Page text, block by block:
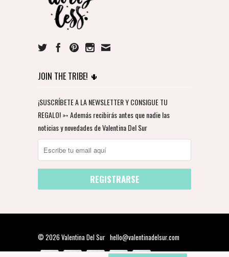
JOIN THE TRIBE! 🌵
¡SUSCRÍBETE A LA NEWSLETTER Y CONSIGUE TU
REGALO! ➳ Además recibirás antes que nadie las
noticias y novedades de Valentina Del Sur
© 2026 Valentina Del Sur . hello@valentinadelsur.com